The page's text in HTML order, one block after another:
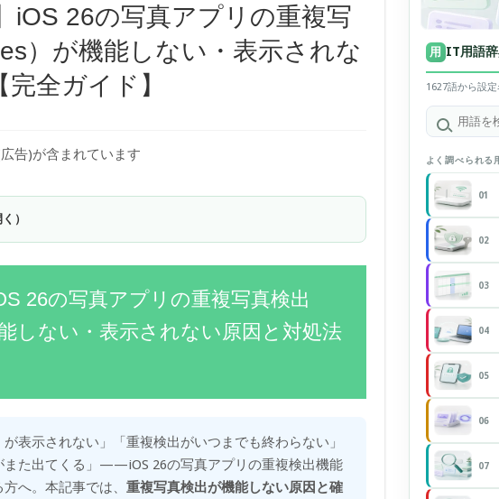
iOS 26の写真アプリの重複写
）が機能しない・表示されな
全ガイド】
告)が含まれています
）
26の写真アプリの重複写真検出
しない・表示されない原因と対処法
が表示されない」「重複検出がいつまでも終わらない」
また出てくる」——iOS 26の写真アプリの重複検出機能
へ。本記事では、 重複写真検出が機能しない原因と確
用 IT用語
1627語から設
よく調べられる
01
02
03
04
05
06
07